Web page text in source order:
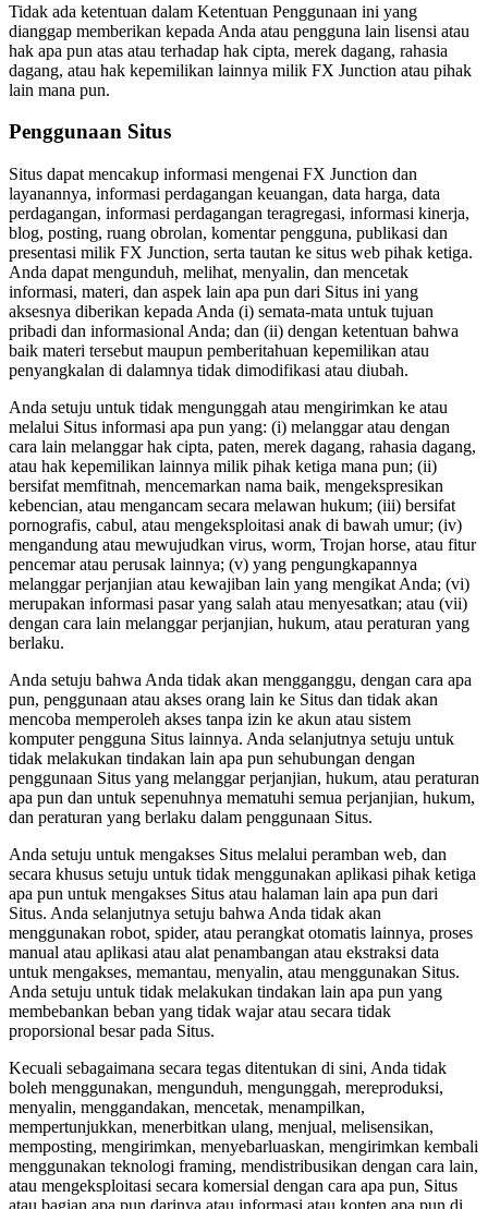
Tidak ada ketentuan dalam Ketentuan Penggunaan ini yang
dianggap memberikan kepada Anda atau pengguna lain lisensi atau
hak apa pun atas atau terhadap hak cipta, merek dagang, rahasia
dagang, atau hak kepemilikan lainnya milik FX Junction atau pihak
lain mana pun.
Penggunaan Situs
Situs dapat mencakup informasi mengenai FX Junction dan
layanannya, informasi perdagangan keuangan, data harga, data
perdagangan, informasi perdagangan teragregasi, informasi kinerja,
blog, posting, ruang obrolan, komentar pengguna, publikasi dan
presentasi milik FX Junction, serta tautan ke situs web pihak ketiga.
Anda dapat mengunduh, melihat, menyalin, dan mencetak
informasi, materi, dan aspek lain apa pun dari Situs ini yang
aksesnya diberikan kepada Anda (i) semata-mata untuk tujuan
pribadi dan informasional Anda; dan (ii) dengan ketentuan bahwa
baik materi tersebut maupun pemberitahuan kepemilikan atau
penyangkalan di dalamnya tidak dimodifikasi atau diubah.
Anda setuju untuk tidak mengunggah atau mengirimkan ke atau
melalui Situs informasi apa pun yang: (i) melanggar atau dengan
cara lain melanggar hak cipta, paten, merek dagang, rahasia dagang,
atau hak kepemilikan lainnya milik pihak ketiga mana pun; (ii)
bersifat memfitnah, mencemarkan nama baik, mengekspresikan
kebencian, atau mengancam secara melawan hukum; (iii) bersifat
pornografis, cabul, atau mengeksploitasi anak di bawah umur; (iv)
mengandung atau mewujudkan virus, worm, Trojan horse, atau fitur
pencemar atau perusak lainnya; (v) yang pengungkapannya
melanggar perjanjian atau kewajiban lain yang mengikat Anda; (vi)
merupakan informasi pasar yang salah atau menyesatkan; atau (vii)
dengan cara lain melanggar perjanjian, hukum, atau peraturan yang
berlaku.
Anda setuju bahwa Anda tidak akan mengganggu, dengan cara apa
pun, penggunaan atau akses orang lain ke Situs dan tidak akan
mencoba memperoleh akses tanpa izin ke akun atau sistem
komputer pengguna Situs lainnya. Anda selanjutnya setuju untuk
tidak melakukan tindakan lain apa pun sehubungan dengan
penggunaan Situs yang melanggar perjanjian, hukum, atau peraturan
apa pun dan untuk sepenuhnya mematuhi semua perjanjian, hukum,
dan peraturan yang berlaku dalam penggunaan Situs.
Anda setuju untuk mengakses Situs melalui peramban web, dan
secara khusus setuju untuk tidak menggunakan aplikasi pihak ketiga
apa pun untuk mengakses Situs atau halaman lain apa pun dari
Situs. Anda selanjutnya setuju bahwa Anda tidak akan
menggunakan robot, spider, atau perangkat otomatis lainnya, proses
manual atau aplikasi atau alat penambangan atau ekstraksi data
untuk mengakses, memantau, menyalin, atau menggunakan Situs.
Anda setuju untuk tidak melakukan tindakan lain apa pun yang
membebankan beban yang tidak wajar atau secara tidak
proporsional besar pada Situs.
Kecuali sebagaimana secara tegas ditentukan di sini, Anda tidak
boleh menggunakan, mengunduh, mengunggah, mereproduksi,
menyalin, menggandakan, mencetak, menampilkan,
mempertunjukkan, menerbitkan ulang, menjual, melisensikan,
memposting, mengirimkan, menyebarluaskan, mengirimkan kembali
menggunakan teknologi framing, mendistribusikan dengan cara lain,
atau mengeksploitasi secara komersial dengan cara apa pun, Situs